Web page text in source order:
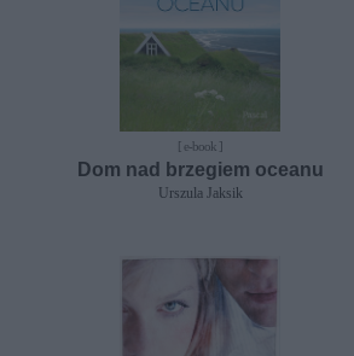
[ e-book ]
Dom nad brzegiem oceanu
Urszula Jaksik